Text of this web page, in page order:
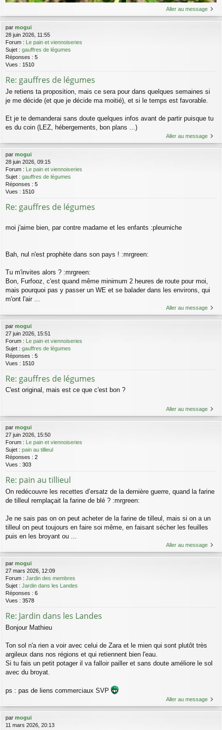
Aller au message
par mogui
28 juin 2026, 11:55
Forum : Le pain et viennoiseries
Sujet : gauffres de légumes
Réponses : 5
Vues : 1510
Re: gauffres de légumes
Je retiens ta proposition, mais ce sera pour dans quelques semaines si
je me décide (et que je décide ma moitié), et si le temps est favorable.
Et je te demanderai sans doute quelques infos avant de partir puisque tu
es du coin (LEZ, hébergements, bon plans ...)
Aller au message
par mogui
28 juin 2026, 09:15
Forum : Le pain et viennoiseries
Sujet : gauffres de légumes
Réponses : 5
Vues : 1510
Re: gauffres de légumes
moi j'aime bien, par contre madame et les enfants :pleurniche
Bah, nul n'est prophète dans son pays ! :mrgreen:
Tu m'invites alors ? :mrgreen:
Bon, Furfooz, c'est quand même minimum 2 heures de route pour moi,
mais pourquoi pas y passer un WE et se balader dans les environs, qui
m'ont l'air ...
Aller au message
par mogui
27 juin 2026, 15:51
Forum : Le pain et viennoiseries
Sujet : gauffres de légumes
Réponses : 5
Vues : 1510
Re: gauffres de légumes
C'est original, mais est ce que c'est bon ?
Aller au message
par mogui
27 juin 2026, 15:50
Forum : Le pain et viennoiseries
Sujet : pain au tillieul
Réponses : 2
Vues : 303
Re: pain au tillieul
On redécouvre les recettes d’ersatz de la dernière guerre, quand la farine
de tilleul remplaçait la farine de blé ? :mrgreen:
Je ne sais pas on on peut acheter de la farine de tilleul, mais si on a un
tilleul on peut toujours en faire soi même, en faisant sécher les feuilles
puis en les broyant ou ...
Aller au message
par mogui
27 mars 2026, 12:09
Forum : Jardin des membres
Sujet : Jardin dans les Landes
Réponses : 6
Vues : 3578
Re: Jardin dans les Landes
Bonjour Mathieu
Ton sol n'a rien a voir avec celui de Zara et le mien qui sont plutôt très
argileux dans nos régions et qui retiennent bien l'eau.
Si tu fais un petit potager il va falloir pailler et sans doute améliore le sol
avec du broyat.
ps : pas de liens commerciaux SVP
Aller au message
par mogui
11 mars 2026, 20:13